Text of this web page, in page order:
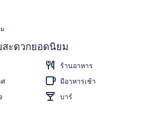
สะดวกยอดนิยม
ร้านอาหาร
ศ
มีอาหารเช้า
บาร์